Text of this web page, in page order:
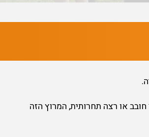
חובב או רצה תחרותית, המרוץ הזה